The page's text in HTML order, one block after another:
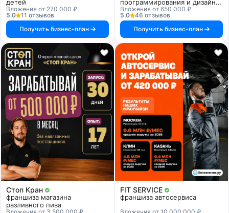
детей
Вложения от 270 000 ₽
5.0
11 отзывов
Получить бизнес-план
программирования и дизайна
для детей
Вложения от 650 000 ₽
5.0
46 отзывов
Получить бизнес-план
Стоп Кран
франшиза магазина
разливного пива
FIT SERVICE
франшиза автосервиса